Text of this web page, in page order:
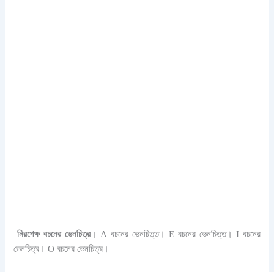
নিরপেক্ষ বচনের ভেনচিত্র। A বচনের ভেনচিত্ত। E বচনের ভেনচিত্ত। I বচনের
ভেনচিত্র। Oবচনের ভেনচিত্র।